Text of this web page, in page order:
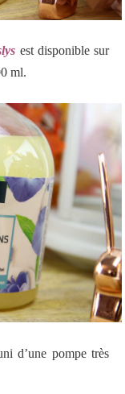
est disponible sur
ml.
d’une pompe très